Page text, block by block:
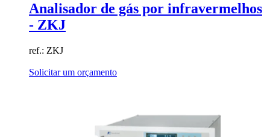
Analisador de gás por infravermelhos
- ZKJ
ref.: ZKJ
Solicitar um orçamento